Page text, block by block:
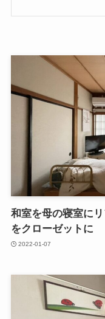
和室を母の寝室に
をクローゼットに
2022-01-07